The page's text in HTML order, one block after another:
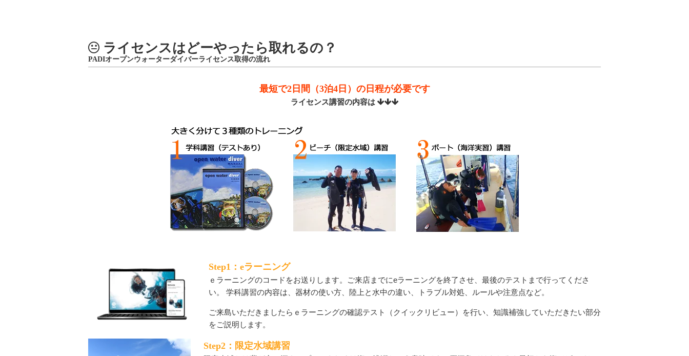
ライセンスはどーやったら取れるの？
PADIオープンウォーターダイバーライセンス取得の流れ
最短で2日間（3泊4日）の日程が必要です
ライセンス講習の内容は
Step1：eラーニング
ｅラーニングのコードをお送りします。ご来店までにeラーニングを終了させ、最後のテストまで行ってくださ
い。 学科講習の内容は、器材の使い方、陸上と水中の違い、トラブル対処、ルールや注意点など。
ご来島いただきましたらｅラーニングの確認テスト（クイックリビュー）を行い、知識補強していただきたい部分
をご説明します。
Step2：限定水域講習